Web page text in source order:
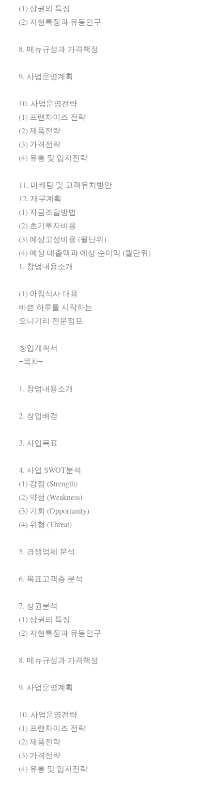
(1) 상권의 특징
(2) 지형특징과 유동인구
8. 메뉴규성과 가격책정
9. 사업운영계획
10. 사업운영전략
(1) 프랜차이즈 전략
(2) 제품전략
(3) 가격전략
(4) 유통 및 입지전략
11. 마케팅 및 고객유치방안
12. 재무계획
(1) 자금조달방법
(2) 초기투자비용
(3) 예상고정비용 (월단위)
(4) 예상 매출액과 예상 순이익 (월단위)
1. 창업내용소개
(1) 아침식사 대용
바쁜 하루를 시작하는
오니기리 전문점포
창업계획서
=목차=
1. 창업내용소개
2. 창업배경
3. 사업목표
4. 사업 SWOT분석
(1) 강점 (Strength)
(2) 약점 (Weakness)
(3) 기회 (Opportunity)
(4) 위협 (Threat)
5. 경쟁업체 분석
6. 목표고객층 분석
7. 상권분석
(1) 상권의 특징
(2) 지형특징과 유동인구
8. 메뉴규성과 가격책정
9. 사업운영계획
10. 사업운영전략
(1) 프랜차이즈 전략
(2) 제품전략
(3) 가격전략
(4) 유통 및 입지전략